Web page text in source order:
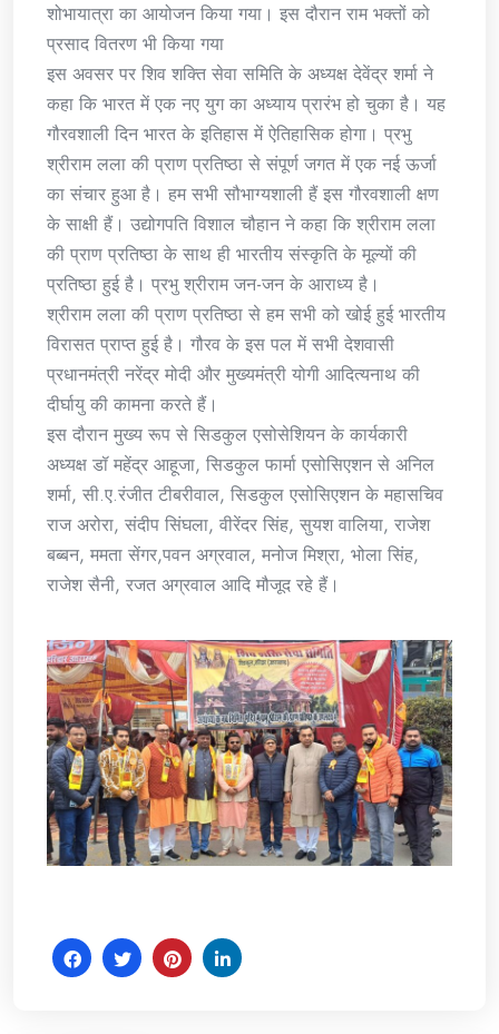
शोभायात्रा का आयोजन किया गया। इस दौरान राम भक्तों को
प्रसाद वितरण भी किया गया
इस अवसर पर शिव शक्ति सेवा समिति के अध्यक्ष देवेंद्र शर्मा ने
कहा कि भारत में एक नए युग का अध्याय प्रारंभ हो चुका है। यह
गौरवशाली दिन भारत के इतिहास में ऐतिहासिक होगा। प्रभु
श्रीराम लला की प्राण प्रतिष्ठा से संपूर्ण जगत में एक नई ऊर्जा
का संचार हुआ है। हम सभी सौभाग्यशाली हैं इस गौरवशाली क्षण
के साक्षी हैं। उद्योगपति विशाल चौहान ने कहा कि श्रीराम लला
की प्राण प्रतिष्ठा के साथ ही भारतीय संस्कृति के मूल्यों की
प्रतिष्ठा हुई है। प्रभु श्रीराम जन-जन के आराध्य है।
श्रीराम लला की प्राण प्रतिष्ठा से हम सभी को खोई हुई भारतीय
विरासत प्राप्त हुई है। गौरव के इस पल में सभी देशवासी
प्रधानमंत्री नरेंद्र मोदी और मुख्यमंत्री योगी आदित्यनाथ की
दीर्घायु की कामना करते हैं।
इस दौरान मुख्य रूप से सिडकुल एसोसेशियन के कार्यकारी
अध्यक्ष डॉ महेंद्र आहूजा, सिडकुल फार्मा एसोसिएशन से अनिल
शर्मा, सी.ए.रंजीत टीबरीवाल, सिडकुल एसोसिएशन के महासचिव
राज अरोरा, संदीप सिंघला, वीरेंदर सिंह, सुयश वालिया, राजेश
बब्बन, ममता सेंगर,पवन अग्रवाल, मनोज मिश्रा, भोला सिंह,
राजेश सैनी, रजत अग्रवाल आदि मौजूद रहे हैं।